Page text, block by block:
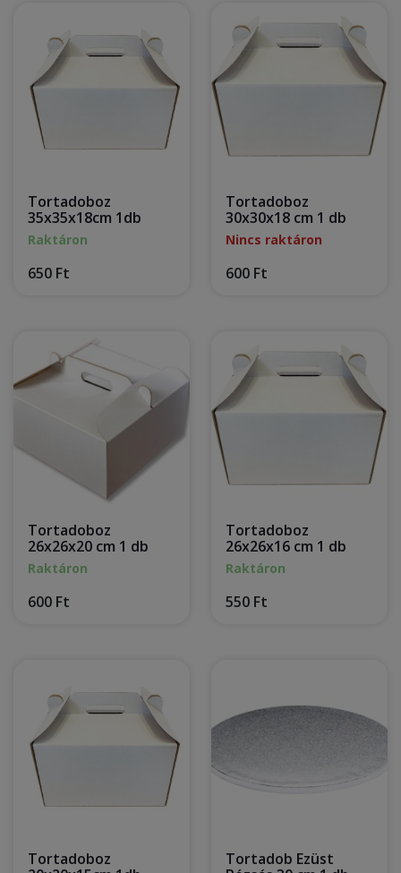
Tortadoboz
35x35x18cm 1db
Raktáron
650 Ft
Tortadoboz
30x30x18 cm 1 db
Nincs raktáron
600 Ft
Tortadoboz
26x26x20 cm 1 db
Raktáron
600 Ft
Tortadoboz
26x26x16 cm 1 db
Raktáron
550 Ft
Tortadoboz
Tortadob Ezüst